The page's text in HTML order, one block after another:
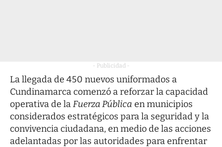
- Publicidad -
La llegada de 450 nuevos uniformados a
Cundinamarca comenzó a reforzar la capacidad
operativa de laFuerza Pública en municipios
considerados estratégicos para la seguridad y la
convivencia ciudadana, en medio de las acciones
adelantadas por las autoridades para enfrentar